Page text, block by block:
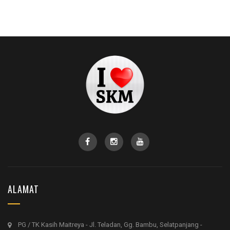
ALAMAT
PG / TK Kasih Maitreya - Jl. Teladan, Gg. Bambu, Selatpanjang -